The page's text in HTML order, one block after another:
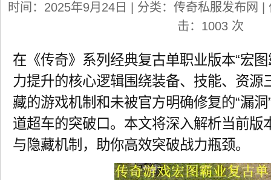
时间：2025年9月24日 | 分类：传奇私服发布网
击： 1003 次
在《传奇》系列经典复古单职业版本“宏
力提升的核心逻辑围绕装备、技能、资源
藏的游戏机制和未被官方明确修复的“漏
道超车的突破口。本文将深入解析当前版
与隐藏机制，助你高效突破战力瓶颈。